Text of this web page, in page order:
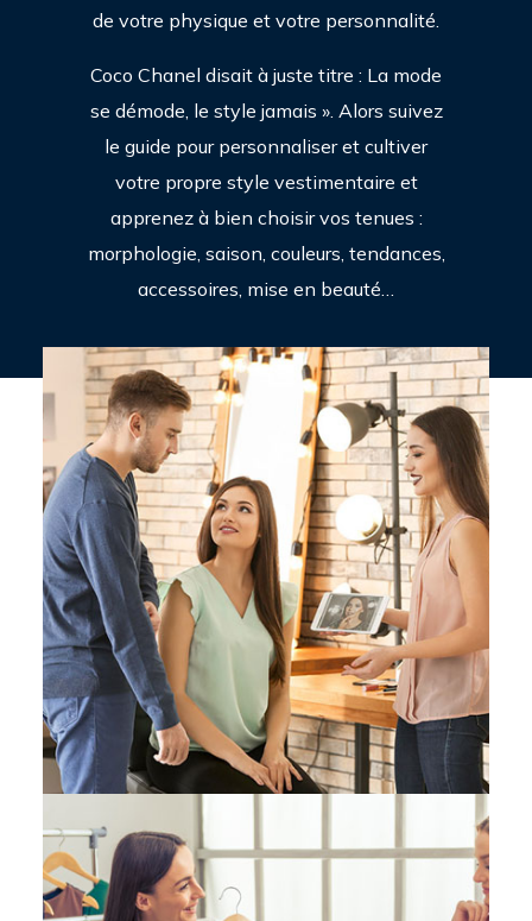
de votre physique et votre personnalité.
Coco Chanel disait à juste titre : La mode
se démode, le style jamais ». Alors suivez
le guide pour personnaliser et cultiver
votre propre style vestimentaire et
apprenez à bien choisir vos tenues :
morphologie, saison, couleurs, tendances,
accessoires, mise en beauté…